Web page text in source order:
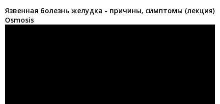
Язвенная болезнь желудка - причины, симптомы (лекция)
Osmosis